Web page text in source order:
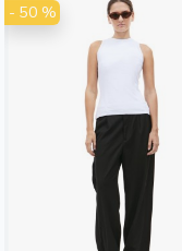
- 50 %